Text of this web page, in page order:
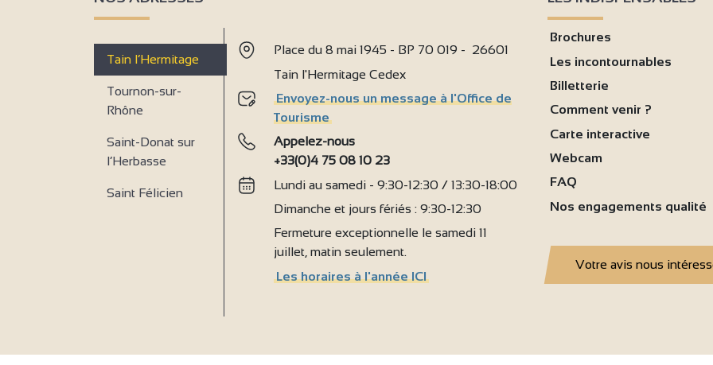
Tain l’Hermitage
Tournon-sur-
Rhône
Saint-Donat sur
l’Herbasse
Saint Félicien
Place du 8 mai 1945 - BP 70 019 - 26601
Tain l'Hermitage Cedex
Envoyez-nous un message à l'Office de
Tourisme
Appelez-nous
+33(0)4 75 08 10 23
Lundi au samedi - 9:30-12:30 / 13:30-18:00
Dimanche et jours fériés : 9:30-12:30
Fermeture exceptionnelle le samedi 11
juillet, matin seulement.
Les horaires à l'année ICI
Brochures
Les incontournables
Billetterie
Comment venir ?
Carte interactive
Webcam
FAQ
Nos engagements qualité
Votre avis nous